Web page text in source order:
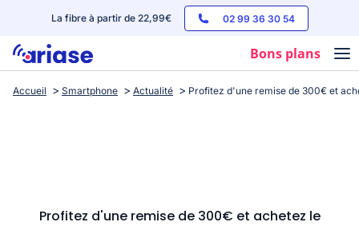
La fibre à partir de 22,99€ 02 99 36 30 54
Bons plans
Box internet
Streaming
Accueil Smartphone Actualité Profitez d'une remise de 300€ et
Profitez d'une remise de 300€ et achetez le